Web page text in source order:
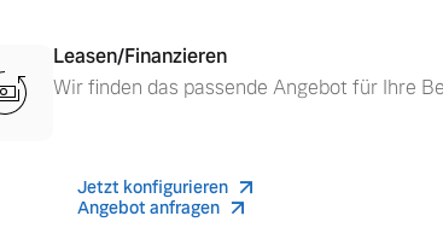
Leasen/Finanzieren
Wir finden das passende Angebot für Ihre
Jetzt konfigurieren
Angebot anfragen